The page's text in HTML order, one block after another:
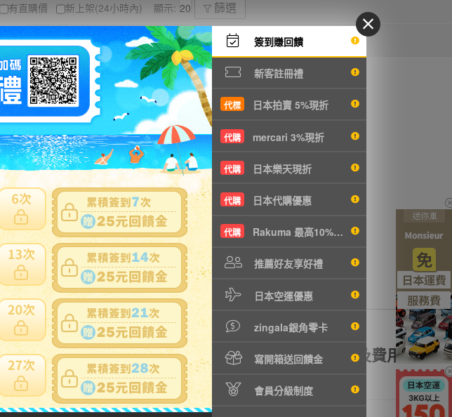
簽到賺回饋
新客註冊禮
代標 日本拍賣 5%現折
代購 mercari 3%現折
代購 日本樂天現折
代購 日本代購優惠
代購 Rakuma 最高10%現折
推薦好友享好禮
日本空運優惠
zingala銀角零卡
寫開箱送回饋金
會員分級制度
有直購價 新上架(24小時內) 顯示: 篩選
列表
請登入查看
~件 / 0件跳至頁
運送損壞全額理賠 全透明資訊及費用